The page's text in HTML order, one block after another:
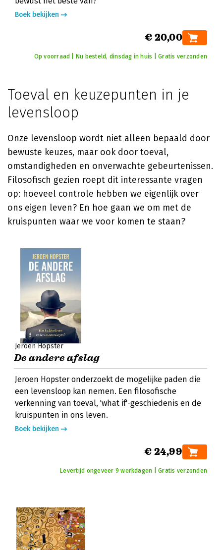
Boek bekijken
€ 20,00
Op voorraad | Nu besteld, dinsdag in huis | Gratis verzonden
Toeval en keuzepunten in je
levensloop
Onze levensloop wordt niet alleen bepaald door
bewuste keuzes, maar ook door toeval,
omstandigheden en onverwachte gebeurtenissen.
Filosofisch gezien roept dit interessante vragen
op: hoeveel controle hebben we eigenlijk over
ons eigen leven? En hoe gaan we om met de
kruispunten waar we voor komen te staan?
Jeroen Hopster
De andere afslag
Jeroen Hopster onderzoekt de mogelijke paden die
een levensloop kan nemen. Een filosofische
verkenning van toeval, 'what if'-geschiedenis en de
kruispunten in ons leven.
Boek bekijken
€ 24,99
Levertijd ongeveer 9 werkdagen | Gratis verzonden